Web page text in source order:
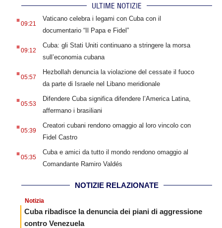
ULTIME NOTIZIE
.09:21
Vaticano celebra i legami con Cuba con il
documentario “Il Papa e Fidel”
.09:12
Cuba: gli Stati Uniti continuano a stringere la morsa
sull’economia cubana
.05:57
Hezbollah denuncia la violazione del cessate il fuoco
da parte di Israele nel Libano meridionale
.05:53
Difendere Cuba significa difendere l’America Latina,
affermano i brasiliani
.05:39
Creatori cubani rendono omaggio al loro vincolo con
Fidel Castro
.05:35
Cuba e amici da tutto il mondo rendono omaggio al
Comandante Ramiro Valdés
NOTIZIE RELAZIONATE
Notizia
Cuba ribadisce la denuncia dei piani di aggressione
contro Venezuela